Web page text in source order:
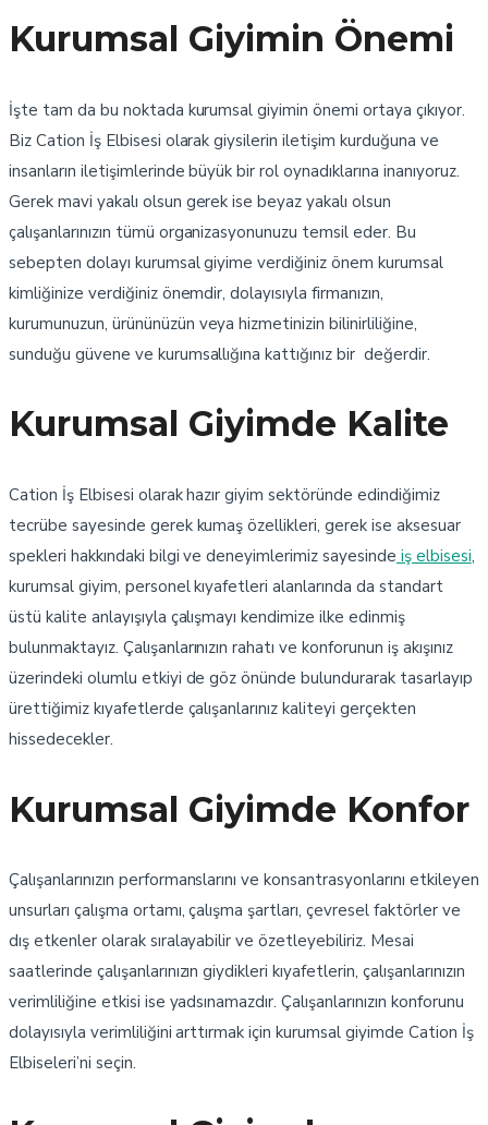
Kurumsal Giyimin Önemi
İşte tam da bu noktada kurumsal giyimin önemi ortaya çıkıyor.
Biz Cation İş Elbisesi olarak giysilerin iletişim kurduğuna ve
insanların iletişimlerinde büyük bir rol oynadıklarına inanıyoruz.
Gerek mavi yakalı olsun gerek ise beyaz yakalı olsun
çalışanlarınızın tümü organizasyonunuzu temsil eder. Bu
sebepten dolayı kurumsal giyime verdiğiniz önem kurumsal
kimliğinize verdiğiniz önemdir, dolayısıyla firmanızın,
kurumunuzun, ürününüzün veya hizmetinizin bilinirliliğine,
sunduğu güvene ve kurumsallığına kattığınız bir değerdir.
Kurumsal Giyimde Kalite
Cation İş Elbisesi olarak hazır giyim sektöründe edindiğimiz
tecrübe sayesinde gerek kumaş özellikleri, gerek ise aksesuar
spekleri hakkındaki bilgi ve deneyimlerimiz sayesinde iş elbisesi,
kurumsal giyim, personel kıyafetleri alanlarında da standart
üstü kalite anlayışıyla çalışmayı kendimize ilke edinmiş
bulunmaktayız. Çalışanlarınızın rahatı ve konforunun iş akışınız
üzerindeki olumlu etkiyi de göz önünde bulundurarak tasarlayıp
ürettiğimiz kıyafetlerde çalışanlarınız kaliteyi gerçekten
hissedecekler.
Kurumsal Giyimde Konfor
Çalışanlarınızın performanslarını ve konsantrasyonlarını etkileyen
unsurları çalışma ortamı, çalışma şartları, çevresel faktörler ve
dış etkenler olarak sıralayabilir ve özetleyebiliriz. Mesai
saatlerinde çalışanlarınızın giydikleri kıyafetlerin, çalışanlarınızın
verimliliğine etkisi ise yadsınamazdır. Çalışanlarınızın konforunu
dolayısıyla verimliliğini arttırmak için kurumsal giyimde Cation İş
Elbiseleri’ni seçin.